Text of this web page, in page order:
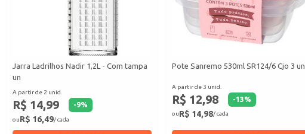
Jarra Ladrilhos Nadir 1,2L - Com tampa
un
A partir de 2 unid.
R$ 14,99 -9%
ouR$ 16,49/ cada
Pote Sanremo 530ml SR124/6 Cjo 3 un
A partir de 3 unid.
R$ 12,98 -13%
ouR$ 14,98/ cada